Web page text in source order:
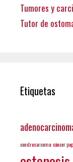
Tumores y
Tutor de
Etiquetas
condrosarcoma cáncer